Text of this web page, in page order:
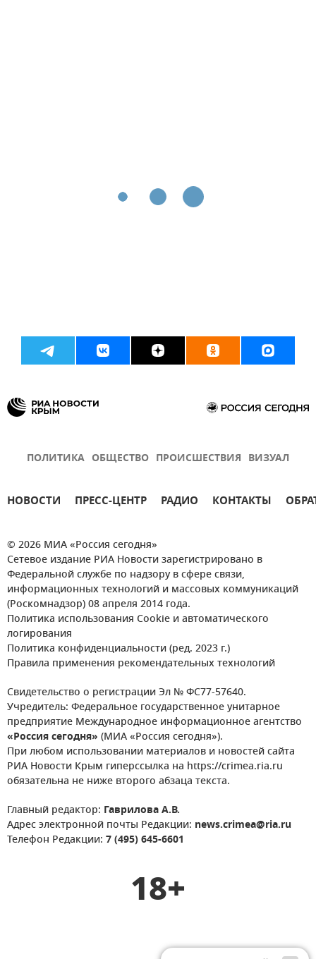
ПОЛИТИКА ОБЩЕСТВО ПРОИСШЕСТВИЯ ВИЗУАЛ
НОВОСТИ ПРЕСС-ЦЕНТР РАДИО КОНТАКТЫ
© 2026 МИА «Россия сегодня»
Сетевое издание РИА Новости зарегистрировано в
Федеральной службе по надзору в сфере связи,
информационных технологий и массовых коммуникаций
(Роскомнадзор) 08 апреля 2014 года.
Политика использования Cookie и автоматического
логирования
Политика конфиденциальности (ред. 2023 г.)
Правила применения рекомендательных технологий
Свидетельство о регистрации Эл № ФС77-57640.
Учредитель: Федеральное государственное унитарное
предприятие Международное информационное агентство
«Россия сегодня» (МИА «Россия сегодня»).
При любом использовании материалов и новостей сайта
РИА Новости Крым гиперссылка на https://crimea.ria.ru
обязательна не ниже второго абзаца текста.
Главный редактор: Гаврилова А.В.
Адрес электронной почты Редакции: news.crimea@ria.ru
Телефон Редакции: 7 (495) 645-6601
18+